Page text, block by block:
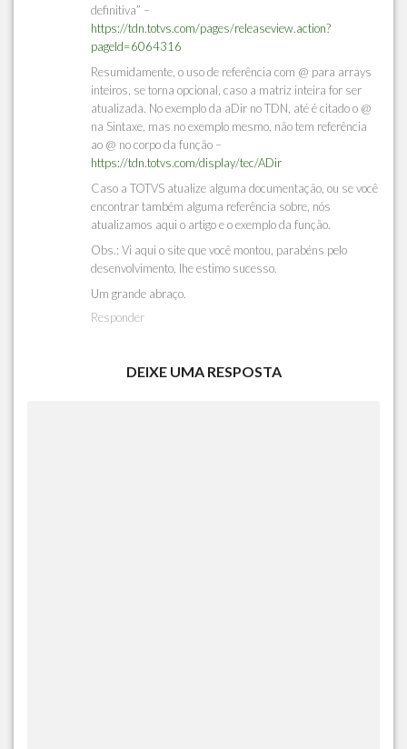
definitiva” –
https://tdn.totvs.com/pages/releaseview.action?
pageId=6064316
Resumidamente, o uso de referência com @ para arrays
inteiros, se torna opcional, caso a matriz inteira for ser
atualizada. No exemplo da aDir no TDN, até é citado o @
na Sintaxe, mas no exemplo mesmo, não tem referência
ao @ no corpo da função –
https://tdn.totvs.com/display/tec/ADir
Caso a TOTVS atualize alguma documentação, ou se você
encontrar também alguma referência sobre, nós
atualizamos aqui o artigo e o exemplo da função.
Obs.: Vi aqui o site que você montou, parabéns pelo
desenvolvimento, lhe estimo sucesso.
Um grande abraço.
Responder
DEIXE UMA RESPOSTA